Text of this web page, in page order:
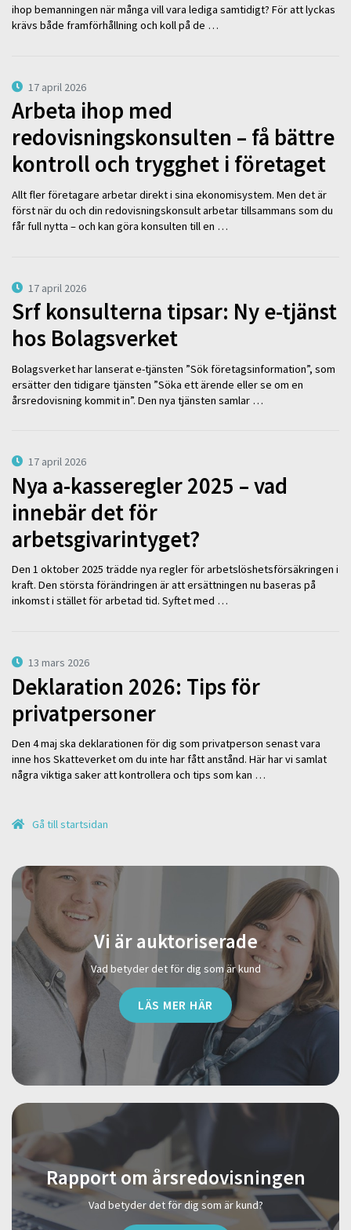
ihop bemanningen när många vill vara lediga samtidigt? För att lyckas
krävs både framförhållning och koll på de …
17 april 2026
Arbeta ihop med
redovisningskonsulten – få bättre
kontroll och trygghet i företaget
Allt fler företagare arbetar direkt i sina ekonomisystem. Men det är
först när du och din redovisningskonsult arbetar tillsammans som du
får full nytta – och kan göra konsulten till en …
17 april 2026
Srf konsulterna tipsar: Ny e-tjänst
hos Bolagsverket
Bolagsverket har lanserat e-tjänsten ”Sök företagsinformation”, som
ersätter den tidigare tjänsten ”Söka ett ärende eller se om en
årsredovisning kommit in”. Den nya tjänsten samlar …
17 april 2026
Nya a-kasseregler 2025 – vad
innebär det för
arbetsgivarintyget?
Den 1 oktober 2025 trädde nya regler för arbetslöshetsförsäkringen i
kraft. Den största förändringen är att ersättningen nu baseras på
inkomst i stället för arbetad tid. Syftet med …
13 mars 2026
Deklaration 2026: Tips för
privatpersoner
Den 4 maj ska deklarationen för dig som privatperson senast vara
inne hos Skatteverket om du inte har fått anstånd. Här har vi samlat
några viktiga saker att kontrollera och tips som kan …
Gå till startsidan
Vi är auktoriserade
Vad betyder det för dig som är kund
LÄS MER HÄR
Rapport om årsredovisningen
Vad betyder det för dig som är kund?